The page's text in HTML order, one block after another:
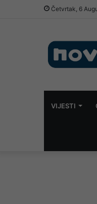
Četvrtak, 6
VIJESTI